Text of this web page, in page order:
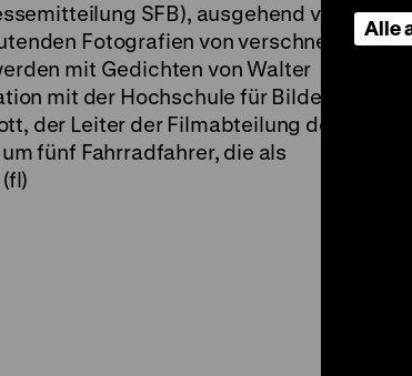
SFB), ausgehend von
Fotografien von verschneiten
mit Gedichten von Walter
mit der Hochschule für Bildende
der Leiter der Filmabteilung des
fünf Fahrradfahrer, die als
Alle